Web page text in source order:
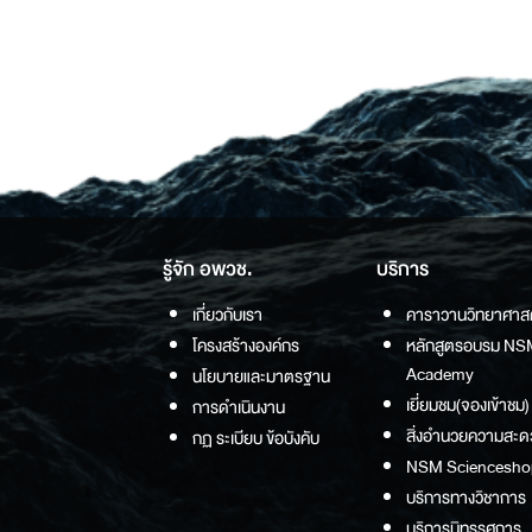
รู้จัก อพวช.
เกี่ยวกับเรา
โครงสร้างองค์กร
นโยบายและมาตรฐาน
การดำเนินงาน
กฏ ระเบียบ ข้อบังคับ
บริการ
คาราวานวิทยาศา
หลักสูตรอบรม
Academy
เยี่ยมชม(จองเข้าชม)
สิ่งอำนวยความสะ
NSM
บริการทางวิชาการ